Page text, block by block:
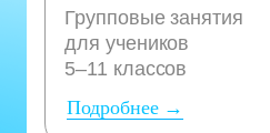
Групповые занятия
для учеников
5–11 классов
Подробнее →